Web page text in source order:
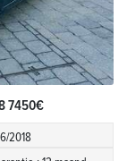
7450€
2018